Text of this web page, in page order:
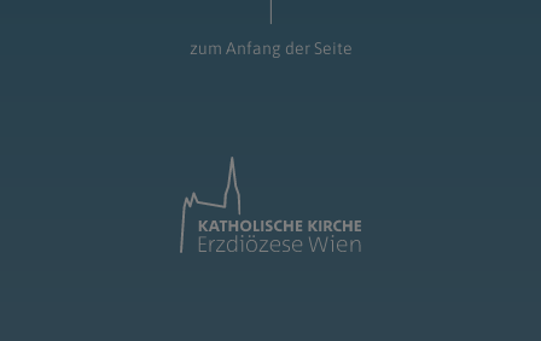
zum Anfang der Seite